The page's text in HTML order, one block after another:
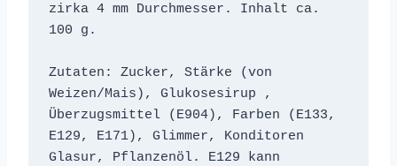
zirka 4 mm Durchmesser. Inhalt ca.
100 g.
Zutaten: Zucker, Stärke (von
Weizen/Mais), Glukosesirup ,
Überzugsmittel (E904), Farben (E133,
E129, E171), Glimmer, Konditoren
Glasur, Pflanzenöl. E129 kann